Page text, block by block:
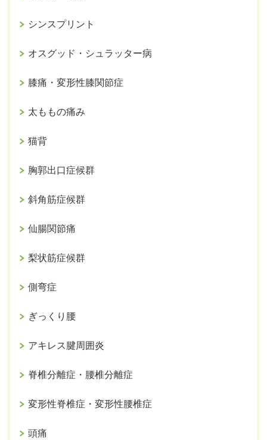
シンスプリント
オスグッド・シュラッター病
膝痛・変形性膝関節症
太ももの痛み
猫背
胸郭出口症候群
斜角筋症候群
仙腸関節痛
梨状筋症候群
側弯症
ぎっくり腰
アキレス腱周囲炎
脊椎分離症・腰椎分離症
変形性脊椎症・変形性腰椎症
頭痛